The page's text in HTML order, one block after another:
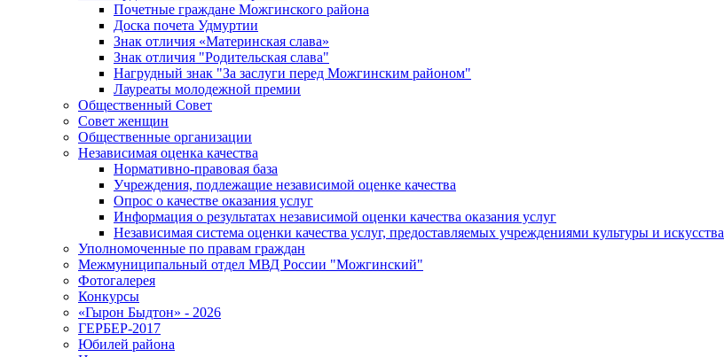
Почетные граждане Можгинского района
Доска почета Удмуртии
Знак отличия «Материнская слава»
Знак отличия "Родительская слава"
Нагрудный знак "За заслуги перед Можгинским районом"
Лауреаты молодежной премии
Общественный Совет
Совет женщин
Общественные организации
Независимая оценка качества
Нормативно-правовая база
Учреждения, подлежащие независимой оценке качества
Опрос о качестве оказания услуг
Информация о результатах независимой оценки качества оказания услуг
Независимая система оценки качества услуг, предоставляемых учреждениями культуры и искусства
Уполномоченные по правам граждан
Межмуниципальный отдел МВД России "Можгинский"
Фотогалерея
Конкурсы
«Гырон Быдтон» - 2026
ГЕРБЕР-2017
Юбилей района